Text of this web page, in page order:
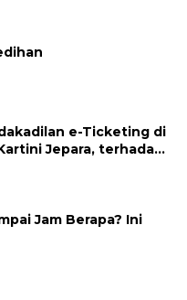
e-Ticketing di
Jepara, terhadap
Jam Berapa? Ini